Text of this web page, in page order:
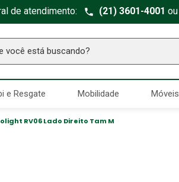
de atendimento: (21) 3601-4001 ou
está buscando?
e Resgate Mobilidade Móveis
RV06 Lado Direito Tam M
MAIS BUSCADOS
Seringa Insulina
Fralda Geriatrica